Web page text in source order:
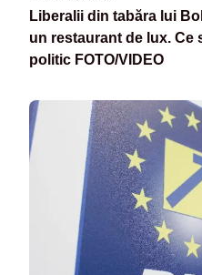
Liberalii din tabăra lui
un restaurant de lux. Ce
politic FOTO/VIDEO